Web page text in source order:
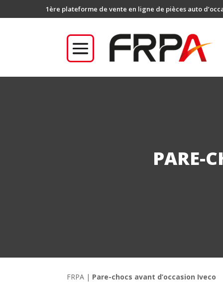
1ère plateforme de vente en ligne de pièces auto
PARE-
FRPA | Pare-chocs avant d’occasion Iveco